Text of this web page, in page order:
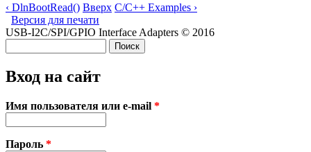
‹ DlnBootRead() Вверх C/C++ Examples ›
Версия для печати
USB-I2C/SPI/GPIO Interface Adapters © 2016
Вход на сайт
Имя пользователя или e-mail *
Пароль *